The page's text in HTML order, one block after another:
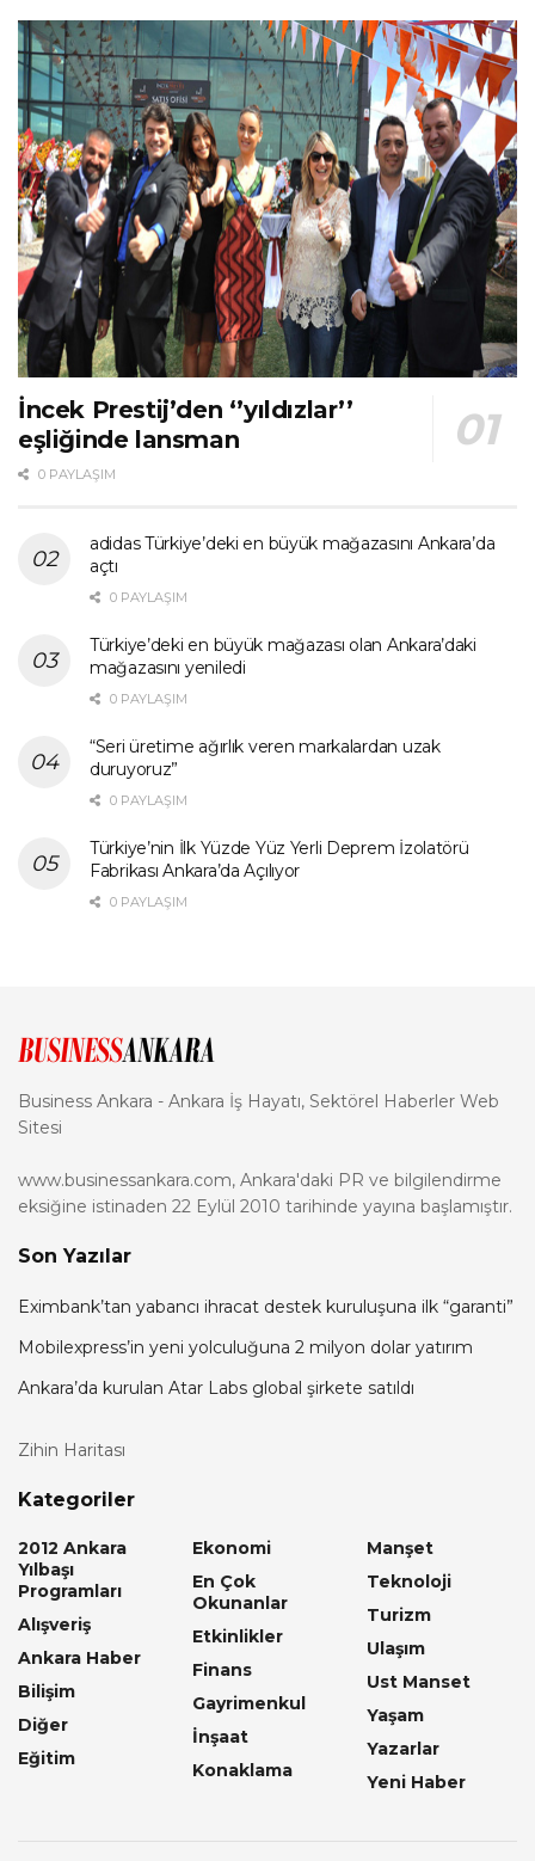
İncek Prestij’den ‘’yıldızlar’’
eşliğinde lansman
0 PAYLAŞIM
adidas Türkiye’deki en büyük mağazasını Ankara’da
açtı
0 PAYLAŞIM
Türkiye’deki en büyük mağazası olan Ankara’daki
mağazasını yeniledi
0 PAYLAŞIM
“Seri üretime ağırlık veren markalardan uzak
duruyoruz”
0 PAYLAŞIM
Türkiye’nin İlk Yüzde Yüz Yerli Deprem İzolatörü
Fabrikası Ankara’da Açılıyor
0 PAYLAŞIM
Business Ankara - Ankara İş Hayatı, Sektörel Haberler Web
Sitesi
www.businessankara.com, Ankara'daki PR ve bilgilendirme
eksiğine istinaden 22 Eylül 2010 tarihinde yayına başlamıştır.
Son Yazılar
Eximbank’tan yabancı ihracat destek kuruluşuna ilk “garanti”
Mobilexpress’in yeni yolculuğuna 2 milyon dolar yatırım
Ankara’da kurulan Atar Labs global şirkete satıldı
Zihin Haritası
Kategoriler
2012 Ankara
Yılbaşı
Programları
Alışveriş
Ankara Haber
Bilişim
Diğer
Eğitim
Ekonomi
En Çok
Okunanlar
Etkinlikler
Finans
Gayrimenkul
İnşaat
Konaklama
Manşet
Teknoloji
Turizm
Ulaşım
Ust Manset
Yaşam
Yazarlar
Yeni Haber